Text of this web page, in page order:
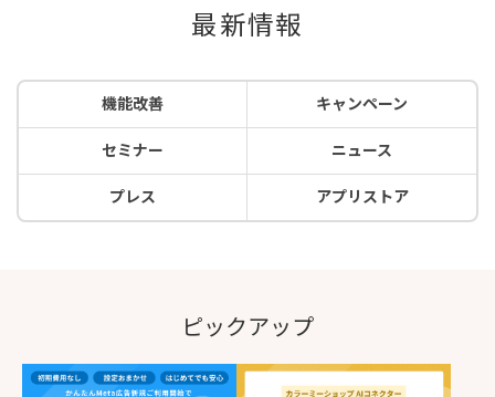
最新情報
機能改善 キャンペーン
セミナー ニュース
プレス アプリストア
ピックアップ